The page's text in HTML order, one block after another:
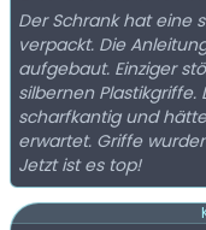
Der Schrank hat eine
verpackt. Die
aufgebaut. Einziger
silbernen Plastikgriffe.
scharfkantig und
erwartet. Griffe
Jetzt ist es top!